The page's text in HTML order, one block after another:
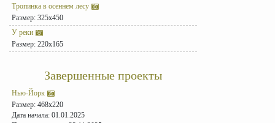
Тропинка в осеннем лесу
Размер: 325x450
У реки
Размер: 220x165
Завершенные проекты
Нью-Йорк
Размер: 468x220
Дата начала: 01.01.2025